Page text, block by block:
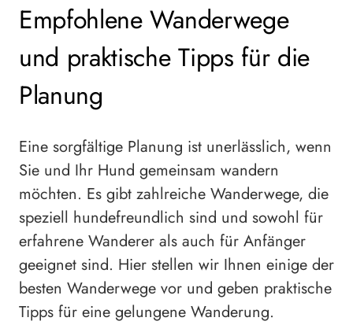
Empfohlene Wanderwege
und praktische Tipps für die
Planung
Eine sorgfältige Planung ist unerlässlich, wenn
Sie und Ihr Hund gemeinsam wandern
möchten. Es gibt zahlreiche Wanderwege, die
speziell hundefreundlich sind und sowohl für
erfahrene Wanderer als auch für Anfänger
geeignet sind. Hier stellen wir Ihnen einige der
besten Wanderwege vor und geben praktische
Tipps für eine gelungene Wanderung.